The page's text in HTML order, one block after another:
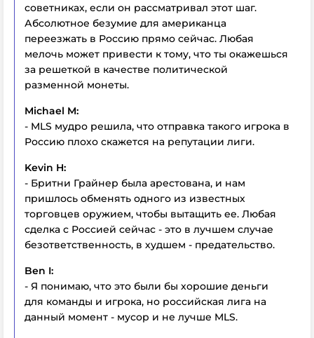
советниках, если он рассматривал этот шаг.
Абсолютное безумие для американца
переезжать в Россию прямо сейчас. Любая
мелочь может привести к тому, что ты окажешься
за решеткой в качестве политической
разменной монеты.
Michael M:
- MLS мудро решила, что отправка такого игрока в
Россию плохо скажется на репутации лиги.
Kevin H:
- Бритни Грайнер была арестована, и нам
пришлось обменять одного из известных
торговцев оружием, чтобы вытащить ее. Любая
сделка с Россией сейчас - это в лучшем случае
безответственность, в худшем - предательство.
Ben I:
- Я понимаю, что это были бы хорошие деньги
для команды и игрока, но российская лига на
данный момент - мусор и не лучше MLS.